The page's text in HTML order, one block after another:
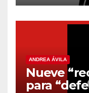
ANDREA ÁVILA
Nueve
para